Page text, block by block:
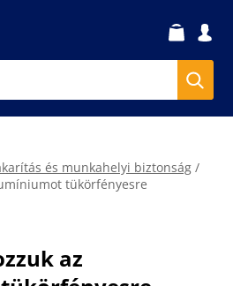
és munkahelyi biztonság /
tükörfényesre
az